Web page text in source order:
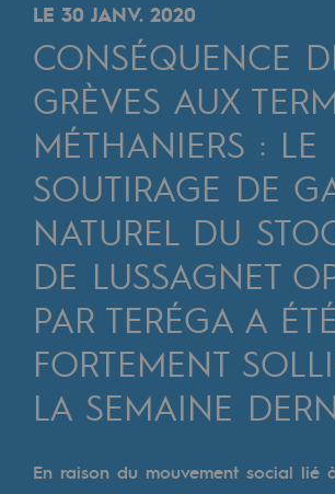
Un réseau local et
Une organisation
Une organisation
Digitalisation
Transversalité et
Notre culture et nos
Une organisation certifiée
Notre organisation
Notre organisation
Indicateurs
LE 30 JANV. 2020
CONSÉQUENCE
GRÈVES AUX
MÉTHANIERS : LE
SOUTIRAGE DE
NATUREL DU
DE LUSSAGNET
PAR TERÉGA A ÉTÉ
FORTEMENT
LA SEMAINE
En raison du mouvement social lié